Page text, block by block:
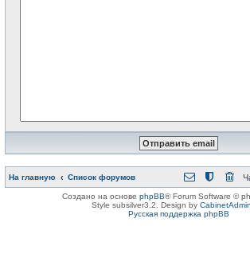
На главную Список форумов
Создано на основе phpBB® Forum Software ©
Style subsilver3.2. Design by
Русская поддержка phpBB